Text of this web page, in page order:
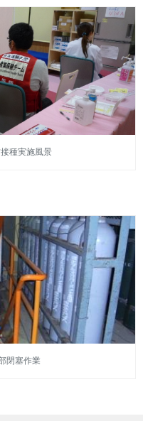
種実施風景
閉塞作業